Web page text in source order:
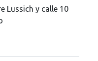
Lussich y calle 10